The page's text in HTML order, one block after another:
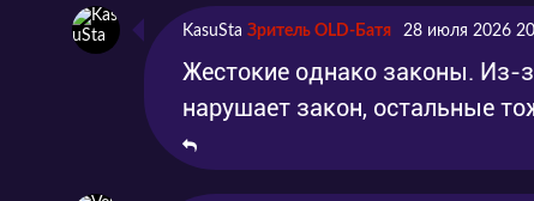
KasuSta Зритель OLD-Батя 28 июля 2026
Жестокие однако законы. Из-
нарушает закон, остальные